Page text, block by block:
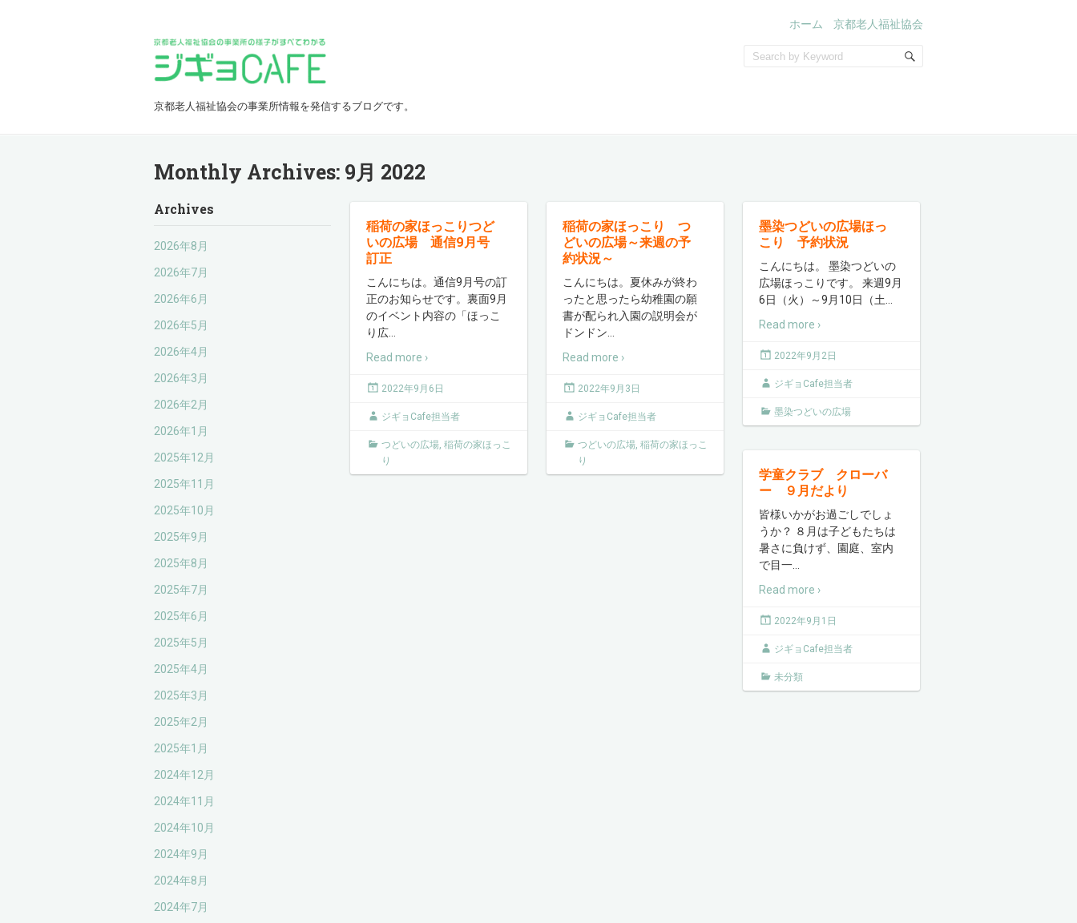
京都老人福祉協会の事業所情報を発信するブログです。
ホーム 京都老人福祉協会
Monthly Archives: 9月 2022
Archives
2026年8月
2026年7月
2026年6月
2026年5月
2026年4月
2026年3月
2026年2月
2026年1月
2025年12月
2025年11月
2025年10月
2025年9月
2025年8月
2025年7月
2025年6月
2025年5月
2025年4月
2025年3月
2025年2月
2025年1月
2024年12月
2024年11月
2024年10月
2024年9月
2024年8月
2024年7月
稲荷の家ほっこりつど
いの広場 通信9月号
訂正
こんにちは。通信9月号の訂
正のお知らせです。裏面9月
のイベント内容の「ほっこ
り広
Read more ›
2022年9月6日
ジギョCafe担当者
つどいの広場, 稲荷の家ほっこ
り
稲荷の家ほっこり つ
どいの広場～来週の予
約状況～
こんにちは。夏休みが終わ
ったと思ったら幼稚園の願
書が配られ入園の説明会が
ドンドン
Read more ›
2022年9月3日
ジギョCafe担当者
つどいの広場, 稲荷の家ほっこ
り
墨染つどいの広場ほっ
こり 予約状況
こんにちは。 墨染つどいの
広場ほっこりです。 来週9月
6日（火）～9月10日（土
Read more ›
2022年9月2日
ジギョCafe担当者
墨染つどいの広場
学童クラブ クローバ
ー ９月だより
皆様いかがお過ごしでしょ
うか？ ８月は子どもたちは
暑さに負けず、園庭、室内
で目一
Read more ›
2022年9月1日
ジギョCafe担当者
未分類